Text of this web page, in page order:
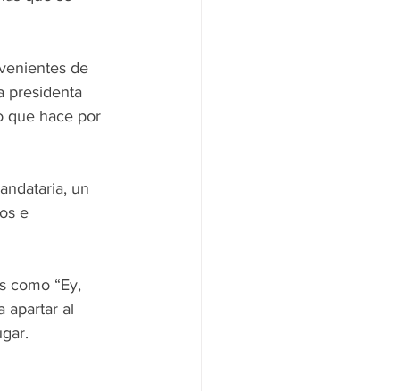
de
presidenta
que hace por
un
e
como “Ey,
apartar al